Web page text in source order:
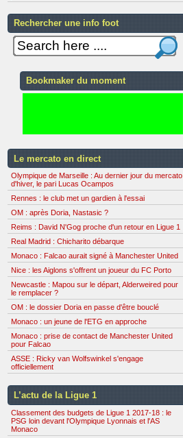
Rechercher une info foot
Bookmaker du moment
Le mercato en direct
Olympique de Marseille : Au dernier jour du mercato
d'hiver, le pari Lucas Ocampos
Rennes : le club met un gardien à l'essai
OM : après Doria, Nastasic ?
Reims : David N'Gog proche d'un retour en Ligue 1
Real Madrid : Chicharito débarque
Monaco : Falcao aurait signé à Manchester United
Nice : les Aiglons s'offrent un joueur du FC Porto
Newcastle : Mapou sur le départ, Alderweired pour
le remplacer ?
OM : le dossier Doria en passe d'être bouclé
Monaco : un jeune de l'ETG en approche
Monaco : prise de contact de Manchester United
pour Falcao
ASSE : Ricky van Wolfswinkel s'engage
officiellement
L’actu de la Ligue 1
Classement des budgets de Ligue 1 2017-18 : le
PSG loin devant l'Olympique Lyonnais et l'AS
Monaco